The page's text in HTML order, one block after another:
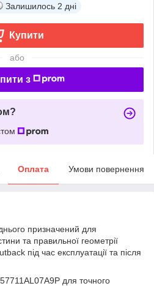
Залишилось 2 дні
Купити
або
з
Оплата Умови повернення
призначений для
та правильної геометрії
під час експлуатації та після
для точного